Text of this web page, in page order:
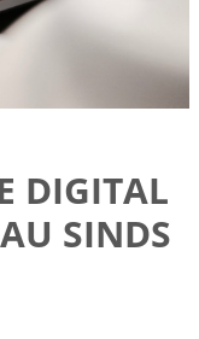
DIGITAL
SINDS